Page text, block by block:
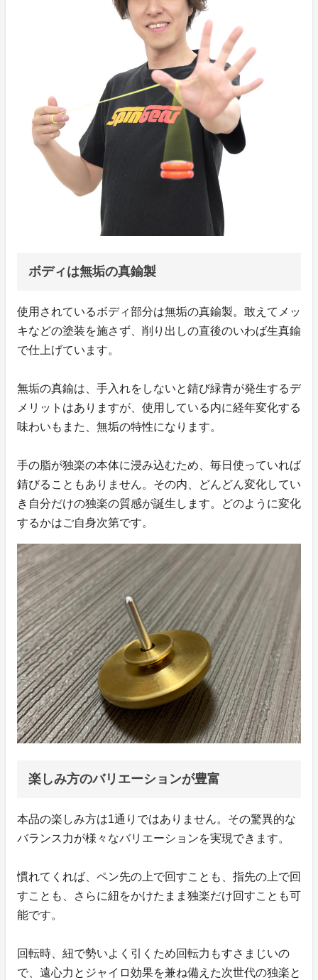
ボディは無垢の真鍮製
使用されているボディ部分は無垢の真鍮製。敢えてメッ
キなどの塗装を施さず、削り出しの直後のいわば生真鍮
で仕上げています。
無垢の真鍮は、手入れをしないと錆び緑青が発生するデ
メリットはありますが、使用している内に経年変化する
味わいもまた、無垢の特性になります。
手の脂が独楽の本体に浸み込むため、毎日使っていれば
錆びることもありません。その内、どんどん変化してい
き自分だけの独楽の質感が誕生します。どのように変化
するかはご自身次第です。
楽しみ方のバリエーションが豊富
本品の楽しみ方は1通りではありません。その驚異的な
バランス力が様々なバリエーションを実現できます。
慣れてくれば、ペン先の上で回すことも、指先の上で回
すことも、さらに紐をかけたまま独楽だけ回すことも可
能です。
回転時、紐で勢いよく引くため回転力もすさまじいの
で、遠心力とジャイロ効果を兼ね備えた次世代の独楽と